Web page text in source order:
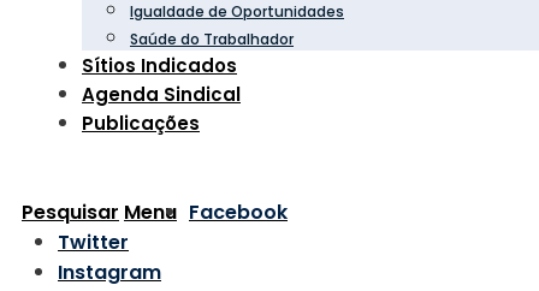
Igualdade de Oportunidades
Saúde do Trabalhador
Sítios Indicados
Agenda Sindical
Publicações
Pesquisar Menu Facebook
Twitter
Instagram